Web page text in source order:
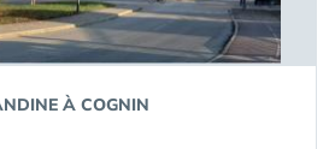
À COGNIN